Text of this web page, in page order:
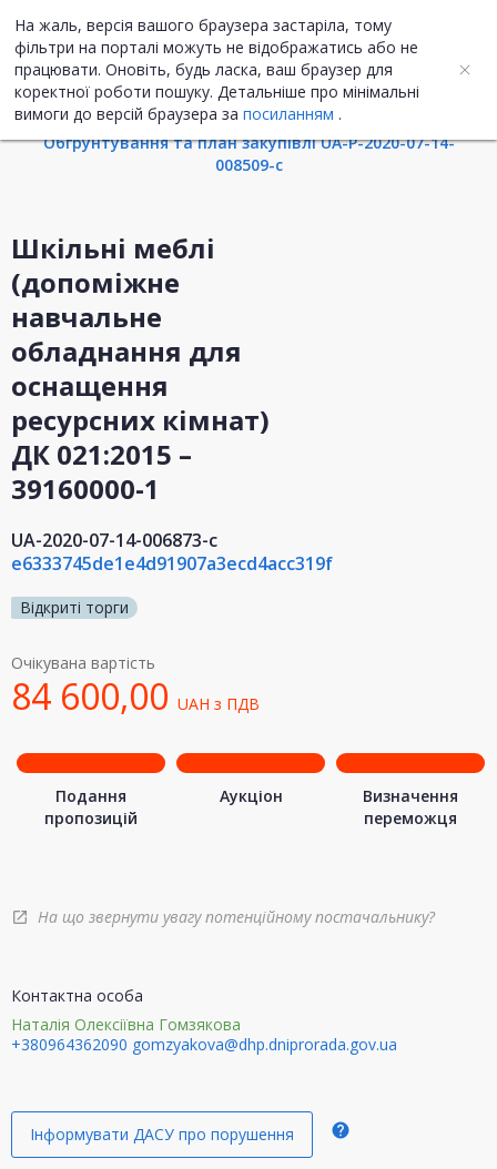
На жаль, версія вашого браузера застаріла, тому
фільтри на порталі можуть не відображатись або не
працювати. Оновіть, будь ласка, ваш браузер для
коректної роботи пошуку. Детальніше про мінімальні
вимоги до версій браузера за посиланням .
UA ENG
Інформація про закупівлю
Обгрунтування та план закупівлі UA-P-2020-07-14-
008509-c
Шкільні меблі
(допоміжне
навчальне
обладнання для
оснащення
ресурсних кімнат)
ДК 021:2015 –
39160000-1
UA-2020-07-14-006873-c
e6333745de1e4d91907a3ecd4acc319f
Відкриті торги
Очікувана вартість
84 600,00 UAH з ПДВ
Подання
пропозицій
Аукціон
Визначення
переможця
open_in_new На що звернути увагу потенційному постачальнику?
Контактна особа
Наталія Олексіївна Гомзякова
+380964362090 gomzyakova@dhp.dniprorada.gov.ua
Інформувати ДАСУ про порушення help